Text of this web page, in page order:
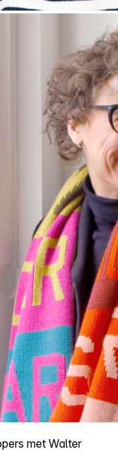
met Walter